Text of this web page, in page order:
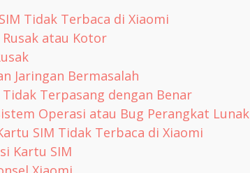
Tidak Terbaca di Xiaomi
Rusak atau Kotor
Jaringan Bermasalah
Tidak Terpasang dengan Benar
Operasi atau Bug Perangkat Lunak
SIM Tidak Terbaca di Xiaomi
Kartu SIM